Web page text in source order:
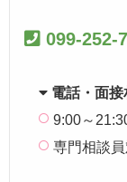
099-252-
電話・面
9:00～
専門相談